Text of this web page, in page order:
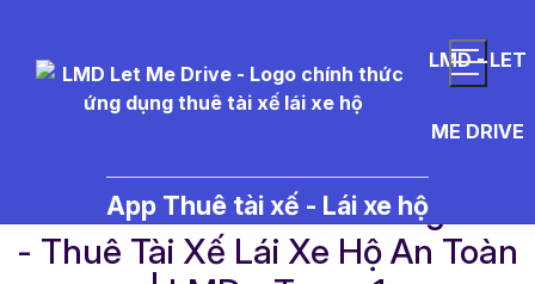
LMD - LET
ME DRIVE
App Thuê tài xế - Lái xe hộ
- Thuê Tài Xế Lái Xe Hộ An Toàn